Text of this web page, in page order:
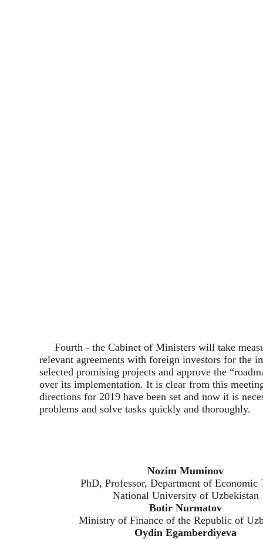
Fourth - the Cabinet of Ministers will take
relevant agreements with foreign investors for the
selected promising projects and approve the
over its implementation. It is clear from this
directions for 2019 have been set and now it is
problems and solve tasks quickly and thoroughly.
Nozim Muminov
PhD, Professor, Department of Economic
National University of Uzbekistan
Botir Nurmatov
Ministry of Finance of the Republic of
Oydin Egamberdiyeva